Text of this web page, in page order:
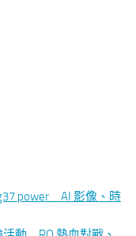
power AI 影像、時